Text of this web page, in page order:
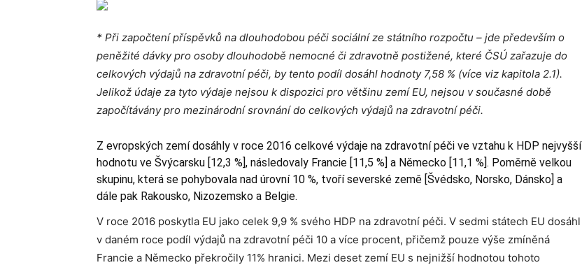
* Při započtení příspěvků na dlouhodobou péči sociální ze státního rozpočtu – jde především o
peněžité dávky pro osoby dlouhodobě nemocné či zdravotně postižené, které ČSÚ zařazuje do
celkových výdajů na zdravotní péči, by tento podíl dosáhl hodnoty 7,58 % (více viz kapitola 2.1).
Jelikož údaje za tyto výdaje nejsou k dispozici pro většinu zemí EU, nejsou v současné době
započítávány pro mezinárodní srovnání do celkových výdajů na zdravotní péči.
Z evropských zemí dosáhly v roce 2016 celkové výdaje na zdravotní péči ve vztahu k HDP nejvyšší
hodnotu ve Švýcarsku [12,3 %], následovaly Francie [11,5 %] a Německo [11,1 %]. Poměrně velkou
skupinu, která se pohybovala nad úrovní 10 %, tvoří severské země [Švédsko, Norsko, Dánsko] a
dále pak Rakousko, Nizozemsko a Belgie.
V roce 2016 poskytla EU jako celek 9,9 % svého HDP na zdravotní péči. V sedmi státech EU dosáhl
v daném roce podíl výdajů na zdravotní péči 10 a více procent, přičemž pouze výše zmíněná
Francie a Německo překročily 11% hranici. Mezi deset zemí EU s nejnižší hodnotou tohoto